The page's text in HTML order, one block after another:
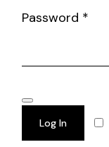
Password *
Log In